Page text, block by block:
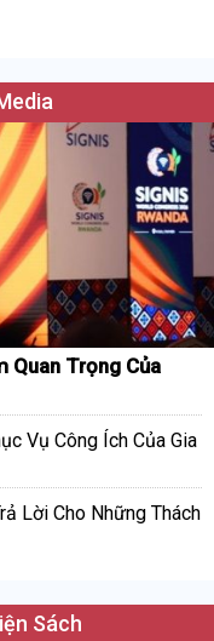
Quan Trọng Của
Vụ Công Ích Của Gia
Lời Cho Những Thách
Sách